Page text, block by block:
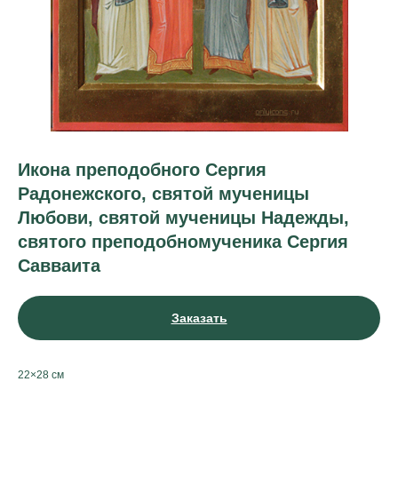
Икона преподобного Сергия
Радонежского, святой мученицы
Любови, святой мученицы Надежды,
святого преподобно­мученика Сергия
Савваита
Заказать
22×28 см